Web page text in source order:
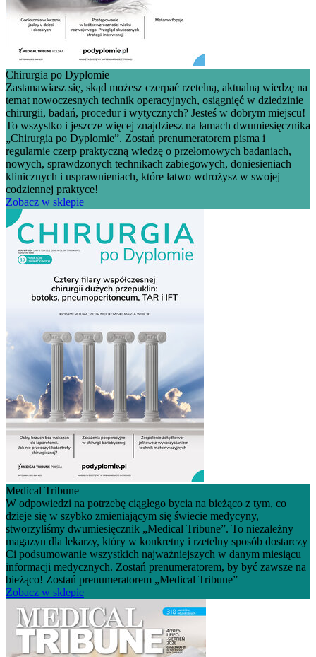
Chirurgia po Dyplomie
Zastanawiasz się, skąd możesz czerpać rzetelną, aktualną wiedzę na
temat nowoczesnych technik operacyjnych, osiągnięć w dziedzinie
chirurgii, badań, procedur i wytycznych? Jesteś w dobrym miejscu!
To wszystko i jeszcze więcej znajdziesz na łamach dwumiesięcznika
„Chirurgia po Dyplomie”. Zostań prenumeratorem pisma i
regularnie czerp praktyczną wiedzę o przełomowych badaniach,
nowych, sprawdzonych technikach zabiegowych, doniesieniach
klinicznych i usprawnieniach, które łatwo wdrożysz w swojej
codziennej praktyce!
Zobacz w sklepie
Medical Tribune
W odpowiedzi na potrzebę ciągłego bycia na bieżąco z tym, co
dzieje się w szybko zmieniającym się świecie medycyny,
stworzyliśmy dwumiesięcznik „Medical Tribune”. To niezależny
magazyn dla lekarzy, który w konkretny i rzetelny sposób dostarczy
Ci podsumowanie wszystkich najważniejszych w danym miesiącu
informacji medycznych. Zostań prenumeratorem, by być zawsze na
bieżąco! Zostań prenumeratorem „Medical Tribune”
Zobacz w sklepie